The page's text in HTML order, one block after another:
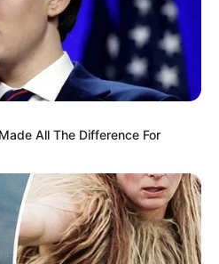
weniger gut für Behinderte
All The Difference For